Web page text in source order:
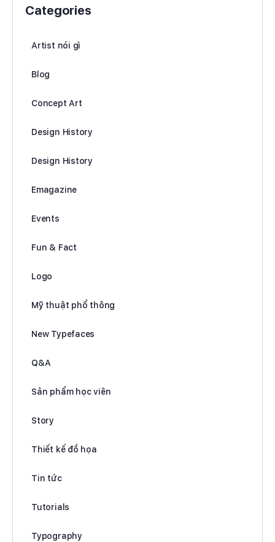
Categories
Artist nói gì
Blog
Concept Art
Design History
Design History
Emagazine
Events
Fun & Fact
Logo
Mỹ thuật phổ thông
New Typefaces
Q&A
Sản phẩm học viên
Story
Thiết kế đồ họa
Tin tức
Tutorials
Typography